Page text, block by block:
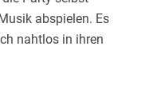
abspielen. Es
nahtlos in ihren